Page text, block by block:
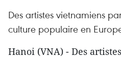
Des artistes vietnamiens
culture populaire en
Hanoi (VNA) - Des